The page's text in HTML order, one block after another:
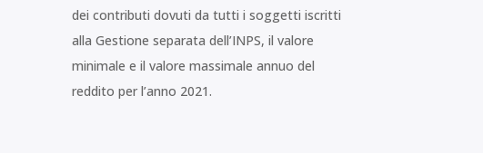
dei contributi dovuti da tutti i soggetti iscritti
alla Gestione separata dell’INPS, il valore
minimale e il valore massimale annuo del
reddito per l’anno 2021.